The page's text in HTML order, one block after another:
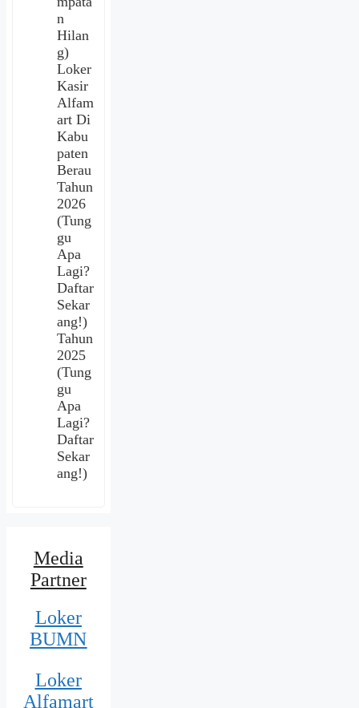
n
Hilan
g)
Loker
Kasir
Alfam
art Di
Kabu
paten
Berau
Tahun
2026
(Tung
gu
Apa
Lagi?
Daftar
Sekar
ang!)
Tahun
2025
(Tung
gu
Apa
Lagi?
Daftar
Sekar
ang!)
Media
Partner
Loker
BUMN
Loker
Alfamart